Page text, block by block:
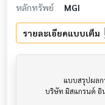
หลักทรัพย์ MGI
รายละเอียดแบบเต็ม